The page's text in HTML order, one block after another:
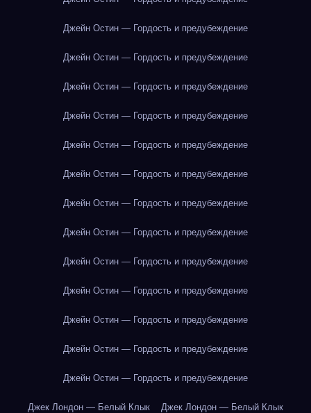
Джейн Остин — Гордость и предубеждение
Джейн Остин — Гордость и предубеждение
Джейн Остин — Гордость и предубеждение
Джейн Остин — Гордость и предубеждение
Джейн Остин — Гордость и предубеждение
Джейн Остин — Гордость и предубеждение
Джейн Остин — Гордость и предубеждение
Джейн Остин — Гордость и предубеждение
Джейн Остин — Гордость и предубеждение
Джейн Остин — Гордость и предубеждение
Джейн Остин — Гордость и предубеждение
Джейн Остин — Гордость и предубеждение
Джейн Остин — Гордость и предубеждение
Джек Лондон — Белый Клык Джек Лондон — Белый Клык